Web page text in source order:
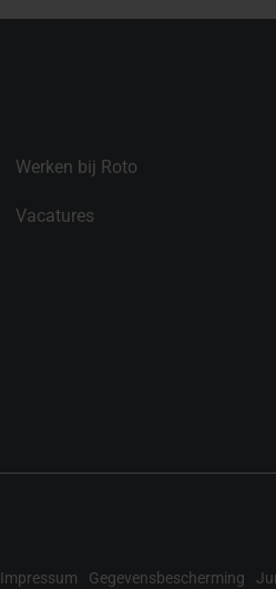
Werken bij Roto
Vacatures
Impressum Gegevensbescherming